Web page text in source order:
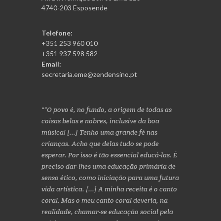
4740-203 Esposende
Telefone:
+351 253 960 010
+351 937 598 582
Email:
secretaria.eme@zendensino.pt
“O povo é, no fundo, a origem de todas as
coisas belas e nobres, inclusive da boa
música! [...] Tenho uma grande fé nas
crianças. Acho que delas tudo se pode
esperar. Por isso é tão essencial educá-las. É
preciso dar-lhes uma educação primária de
senso ético, como iniciação para uma futura
vida artística. [...] A minha receita é o canto
coral. Mas o meu canto coral deveria, na
realidade, chamar-se educação social pela